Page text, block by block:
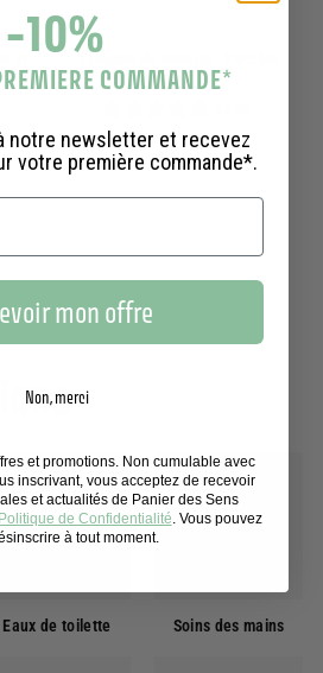
et
Trousse de voyage - Pétales
d'Iris
19,50€1
9
€
Eaux de toilette Soins des mains
-10%
COMMANDE*
notre newsletter et recevez
votre première commande*.
mon offre
Non, merci
et promotions. Non cumulable avec
inscrivant, vous acceptez de recevoir
et actualités de Panier des Sens
Politique de Confidentialité. Vous pouvez
à tout moment.